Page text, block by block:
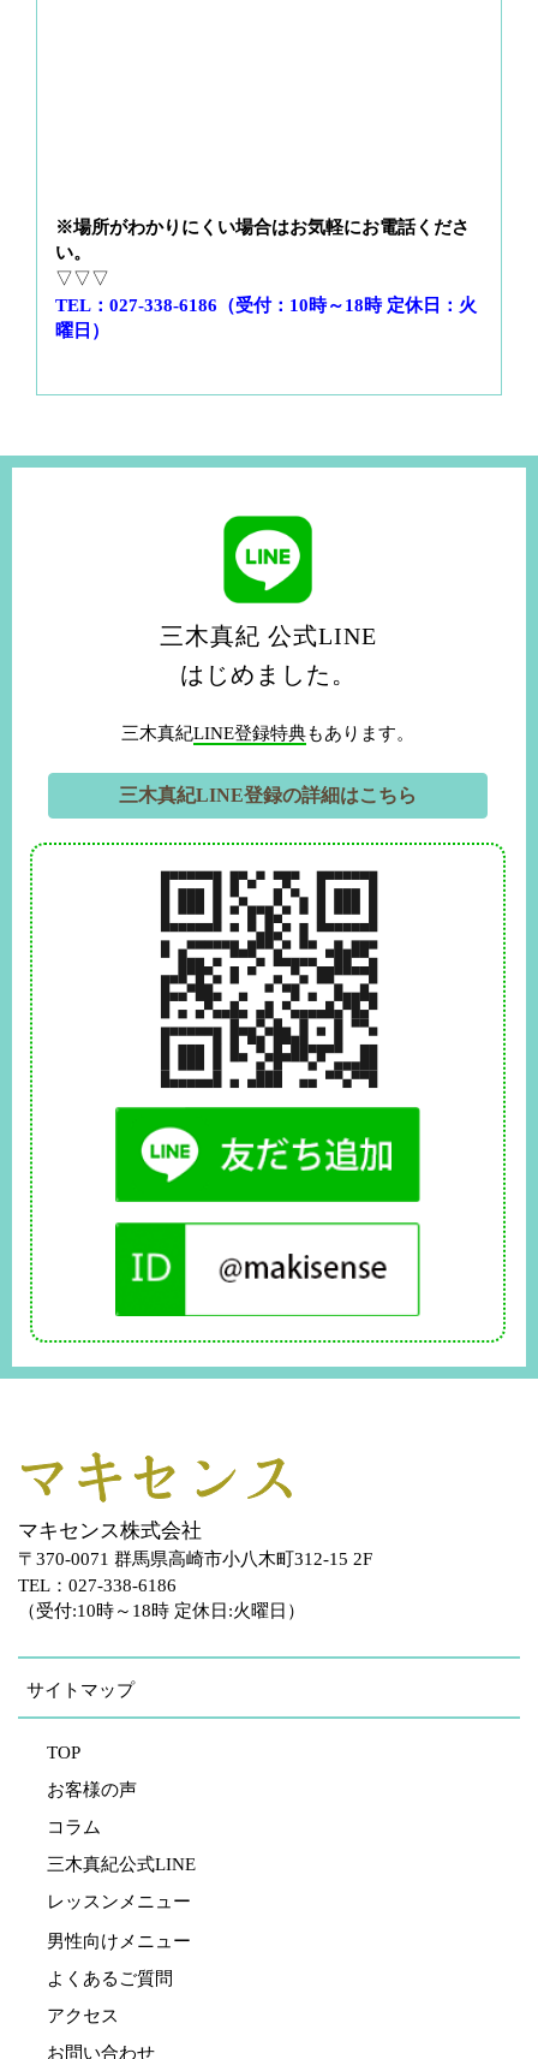
※場所がわかりにくい場合はお気軽にお電話くださ
い。
▽▽▽
TEL：027-338-6186（受付：10時～18時 定休日：火
曜日）
三木真紀 公式LINE
はじめました。
三木真紀LINE登録特典もあります。
三木真紀LINE登録の詳細はこちら
マキセンス株式会社
〒370-0071 群馬県高崎市小八木町312-15 2F
TEL：027-338-6186
（受付:10時～18時 定休日:火曜日）
サイトマップ
TOP
お客様の声
コラム
三木真紀公式LINE
レッスンメニュー
男性向けメニュー
よくあるご質問
アクセス
お問い合わせ